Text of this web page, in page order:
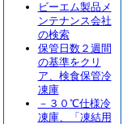
ビーエム製品メ
ンテナンス会社
の検索
保管日数２週間
の基準をクリ
ア、検食保管冷
凍庫
－３０℃仕様冷
凍庫、「凍結用